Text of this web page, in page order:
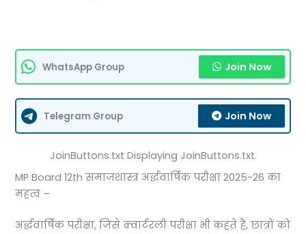
WhatsApp Group Join Now
Telegram Group Join Now
JoinButtons.txt Displaying JoinButtons.txt.
MP Board 12th समाजशास्त्र अर्द्धवार्षिक परीक्षा 2025-26 का
महत्व –
अर्द्धवार्षिक परीक्षा, जिसे क्वार्टरली परीक्षा भी कहते हैं, छात्रों को